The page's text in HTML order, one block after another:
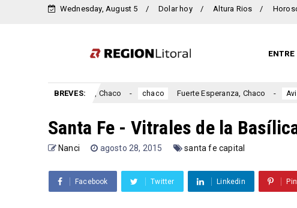
Wednesday, August 5 Dolar hoy Altura Rios
ENTRE
BREVES:
Capdevila, Chaco chaco Fuerte Esperanza, Chaco Avia Terai
Santa Fe - Vitrales de la
Nanci agosto 28, 2015 santa fe capital
Facebook Twitter Linkedin